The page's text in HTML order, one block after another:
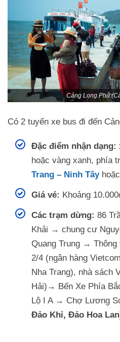
Cảng Long Phú
Có 2 tuyến xe bus đi đến
Đặc điểm nhận dạng:
hoặc vàng xanh, phía
Trang – Ninh Tâyhoặc
Giá vé: Khoảng
Các trạm dừng: 86
Khải → chung cư
Quang Trung →
2/4 (ngân hàng
Nha Trang), nhà sách
Hải)→ Bến Xe Phía
Lộ I A → Chợ Lương
Đảo Khỉ, Đảo Hoa